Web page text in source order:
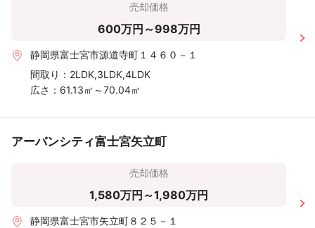
売却価格
600万円～998万円
静岡県富士宮市源道寺町１４６０－１
間取り： 2LDK,3LDK,4LDK
広さ： 61.13㎡～70.04㎡
アーバンシティ富士宮矢立町
売却価格
1,580万円～1,980万円
静岡県富士宮市矢立町８２５－１